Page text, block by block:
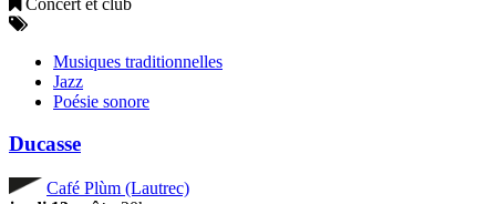
Musiques traditionnelles
Jazz
Poésie sonore
Ducasse
Café Plùm (Lautrec)